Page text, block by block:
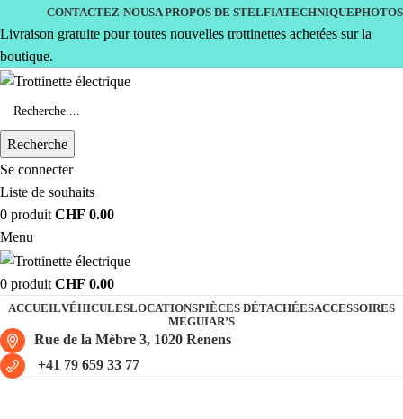
CONTACTEZ-NOUSA PROPOS DE STELFIATECHNIQUEPHOTOS
Livraison gratuite pour toutes nouvelles trottinettes achetées sur la
boutique.
Recherche
Se connecter
Liste de souhaits
0 produit CHF 0.00
Menu
0 produit CHF 0.00
ACCUEILVÉHICULESLOCATIONSPIÈCES DÉTACHÉESACCESSOIRES
MEGUIAR’S
Rue de la Mèbre 3, 1020 Renens
+41 79 659 33 77